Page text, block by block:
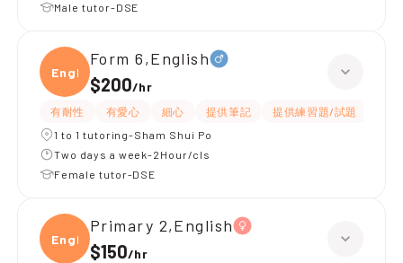
Male tutor-DSE
Engli
Form 6,English
$200/hr
有耐性 有愛心 細心 提供筆記 提供練習題/試題
1 to 1 tutoring-Sham Shui Po
Two days a week-2Hour/cls
Female tutor-DSE
Engli
Primary 2,English
$150/hr